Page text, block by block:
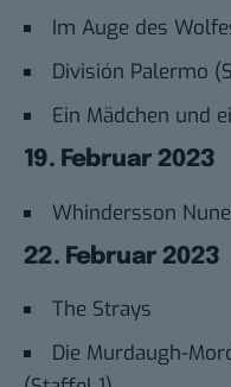
Im Auge des
División Palermo
Ein Mädchen und
19. Februar 2023
Whindersson
22. Februar 2023
The Strays
Die Murdaugh-